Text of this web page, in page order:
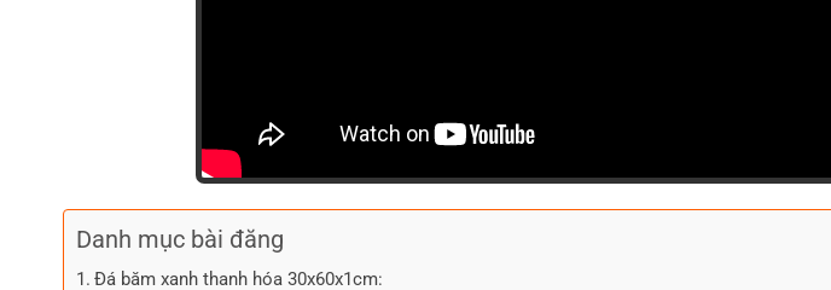
Danh mục bài đăng
Đá băm xanh thanh hóa 30x60x1cm: